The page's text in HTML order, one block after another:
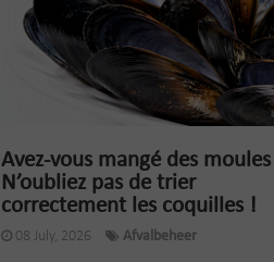
Avez-vous mangé des
N’oubliez pas de trier
correctement les coquilles !
08 July, 2026 Afvalbeheer